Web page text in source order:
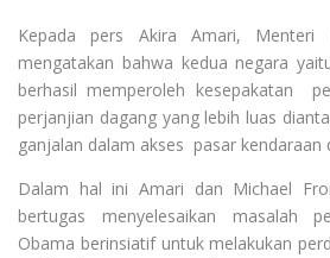
Kepada pers Akira Amari, Menteri
mengatakan bahwa kedua negara
berhasil memperoleh kesepakatan
perjanjian dagang yang lebih luas
ganjalan dalam akses pasar kendaraan
Dalam hal ini Amari dan Michael
bertugas menyelesaikan masalah
Obama berinsiatif untuk melakukan